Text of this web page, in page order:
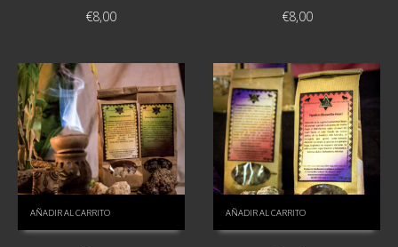
€8,00
€8,00
AÑADIR AL CARRITO AÑADIR AL CARRITO